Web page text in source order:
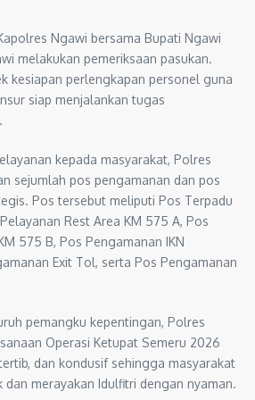
Ngawi bersama Bupati Ngawi
melakukan pemeriksaan pasukan.
kesiapan perlengkapan personel guna
siap menjalankan tugas
kepada masyarakat, Polres
sejumlah pos pengamanan dan pos
Pos tersebut meliputi Pos Terpadu
Rest Area KM 575 A, Pos
575 B, Pos Pengamanan IKN
Exit Tol, serta Pos Pengamanan
pemangku kepentingan, Polres
Operasi Ketupat Semeru 2026
dan kondusif sehingga masyarakat
dan merayakan Idulfitri dengan nyaman.